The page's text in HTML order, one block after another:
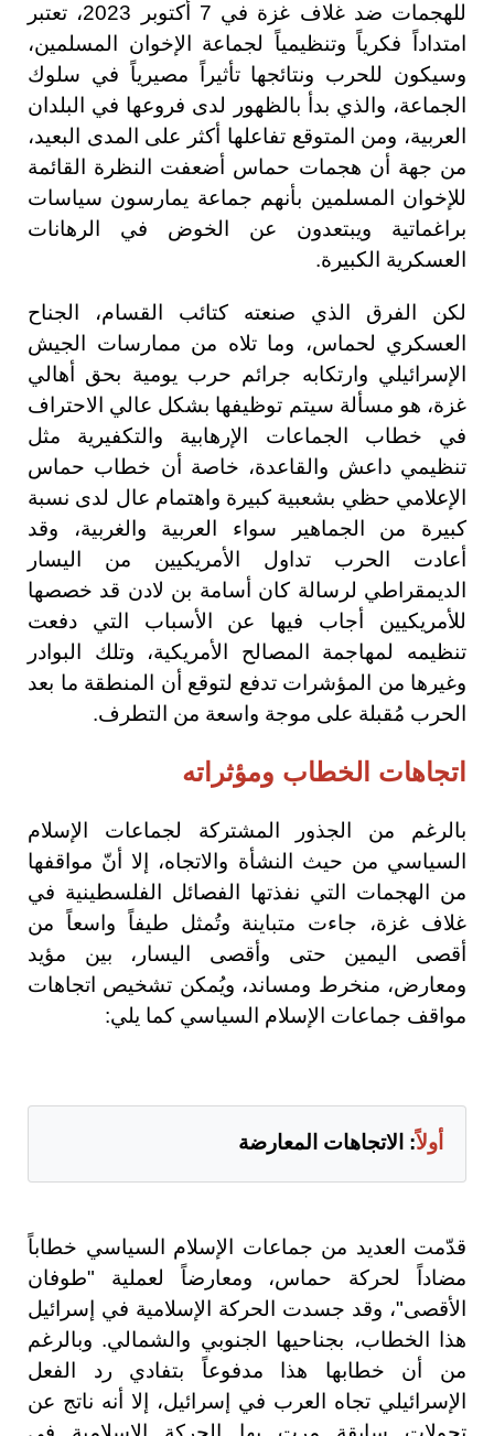
للهجمات ضد غلاف غزة في 7 أكتوبر 2023، تعتبر
امتداداً فكرياً وتنظيمياً لجماعة الإخوان المسلمين،
وسيكون للحرب ونتائجها تأثيراً مصيرياً في سلوك
الجماعة، والذي بدأ بالظهور لدى فروعها في البلدان
العربية، ومن المتوقع تفاعلها أكثر على المدى البعيد،
من جهة أن هجمات حماس أضعفت النظرة القائمة
للإخوان المسلمين بأنهم جماعة يمارسون سياسات
براغماتية ويبتعدون عن الخوض في الرهانات
العسكرية الكبيرة.
لكن الفرق الذي صنعته كتائب القسام، الجناح
العسكري لحماس، وما تلاه من ممارسات الجيش
الإسرائيلي وارتكابه جرائم حرب يومية بحق أهالي
غزة، هو مسألة سيتم توظيفها بشكل عالي الاحتراف
في خطاب الجماعات الإرهابية والتكفيرية مثل
تنظيمي داعش والقاعدة، خاصة أن خطاب حماس
الإعلامي حظي بشعبية كبيرة واهتمام عال لدى نسبة
كبيرة من الجماهير سواء العربية والغربية، وقد
أعادت الحرب تداول الأمريكيين من اليسار
الديمقراطي لرسالة كان أسامة بن لادن قد خصصها
للأمريكيين أجاب فيها عن الأسباب التي دفعت
تنظيمه لمهاجمة المصالح الأمريكية، وتلك البوادر
وغيرها من المؤشرات تدفع لتوقع أن المنطقة ما بعد
الحرب مُقبلة على موجة واسعة من التطرف.
اتجاهات الخطاب ومؤثراته
بالرغم من الجذور المشتركة لجماعات الإسلام
السياسي من حيث النشأة والاتجاه، إلا أنّ مواقفها
من الهجمات التي نفذتها الفصائل الفلسطينية في
غلاف غزة، جاءت متباينة وتُمثل طيفاً واسعاً من
أقصى اليمين حتى وأقصى اليسار، بين مؤيد
ومعارض، منخرط ومساند، ويُمكن تشخيص اتجاهات
مواقف جماعات الإسلام السياسي كما يلي:
أولاً: الاتجاهات المعارضة
قدّمت العديد من جماعات الإسلام السياسي خطاباً
مضاداً لحركة حماس، ومعارضاً لعملية "طوفان
الأقصى"، وقد جسدت الحركة الإسلامية في إسرائيل
هذا الخطاب، بجناحيها الجنوبي والشمالي. وبالرغم
من أن خطابها هذا مدفوعاً بتفادي رد الفعل
الإسرائيلي تجاه العرب في إسرائيل، إلا أنه ناتج عن